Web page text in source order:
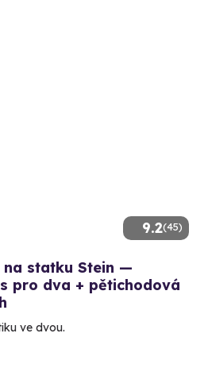
9.2(45)
statku Stein —
pro dva + pětichodová
ve dvou.